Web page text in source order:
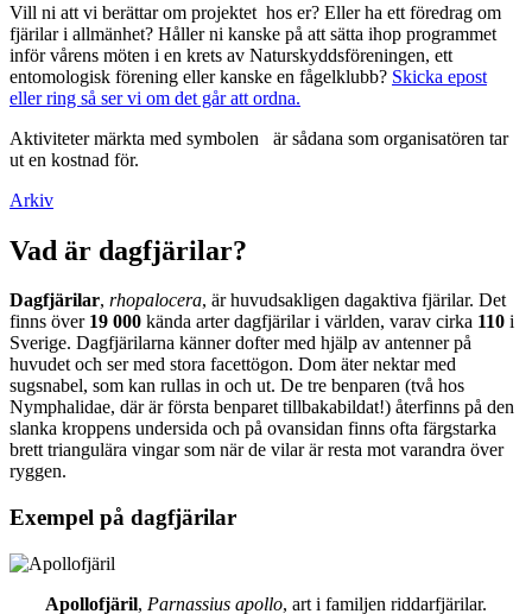
Vill ni att vi berättar om projektet hos er? Eller ha ett föredrag om
fjärilar i allmänhet? Håller ni kanske på att sätta ihop programmet
inför vårens möten i en krets av Naturskyddsföreningen, ett
entomologisk förening eller kanske en fågelklubb? Skicka epost
eller ring så ser vi om det går att ordna.
Aktiviteter märkta med symbolen
är sådana som organisatören tar
ut en kostnad för.
Arkiv
Vad är dagfjärilar?
Dagfjärilar, rhopalocera, är huvudsakligen dagaktiva fjärilar. Det
finns över 19 000 kända arter dagfjärilar i världen, varav cirka 110 i
Sverige. Dagfjärilarna känner dofter med hjälp av antenner på
huvudet och ser med stora facettögon. Dom äter nektar med
sugsnabel, som kan rullas in och ut. De tre benparen (två hos
Nymphalidae, där är första benparet tillbakabildat!) återfinns på den
slanka kroppens undersida och på ovansidan finns ofta färgstarka
brett triangulära vingar som när de vilar är resta mot varandra över
ryggen.
Exempel på dagfjärilar
Apollofjäril, Parnassius apollo, art i familjen riddarfjärilar.